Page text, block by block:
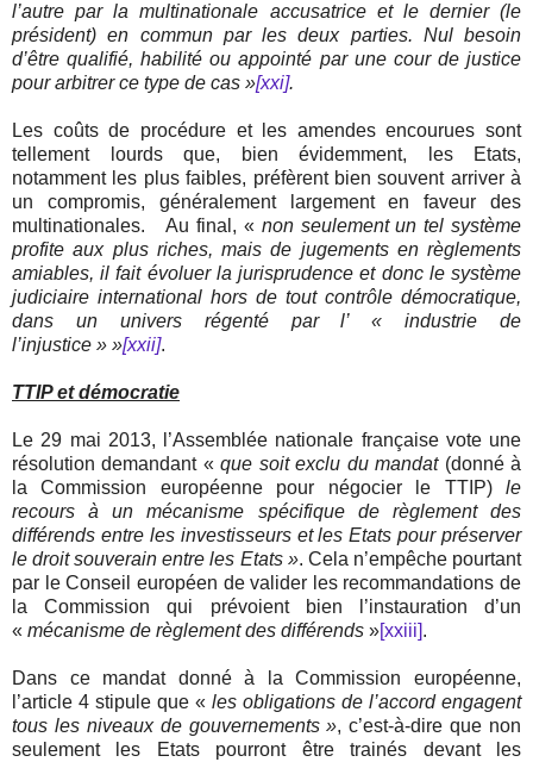
l’autre par la multinationale accusatrice et le dernier (le
président) en commun par les deux parties. Nul besoin
d’être qualifié, habilité ou appointé par une cour de justice
pour arbitrer ce type de cas »[xxi].
Les coûts de procédure et les amendes encourues sont
tellement lourds que, bien évidemment, les Etats,
notamment les plus faibles, préfèrent bien souvent arriver à
un compromis, généralement largement en faveur des
multinationales.
Au final, « non seulement un tel système
profite aux plus riches, mais de jugements en règlements
amiables, il fait évoluer la jurisprudence et donc le système
judiciaire international hors de tout contrôle démocratique,
dans un univers régenté par l’ « industrie de
l’injustice » »[xxii].
TTIP et démocratie
Le 29 mai 2013, l’Assemblée nationale française vote une
résolution demandant «que soit exclu du mandat(donné à
la Commission européenne pour négocier le TTIP)le
recours à un mécanisme spécifique de règlement des
différends entre les investisseurs et les Etats pour préserver
le droit souverain entre les Etats ». Cela n’empêche pourtant
par le Conseil européen de valider les recommandations de
la Commission qui prévoient bien l’instauration d’un
« mécanisme de règlement des différends »[xxiii].
Dans ce mandat donné à la Commission européenne,
l’article 4 stipule que « les obligations de l’accord engagent
tous les niveaux de gouvernements », c’est-à-dire que non
seulement les Etats pourront être trainés devant les